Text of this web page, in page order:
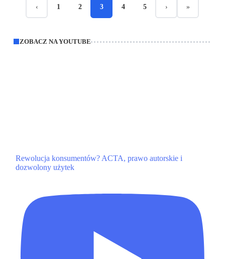
‹ 1 2 3 4 5 › »
ZOBACZ NA YOUTUBE
Rewolucja konsumentów? ACTA, prawo autorskie i
dozwolony użytek